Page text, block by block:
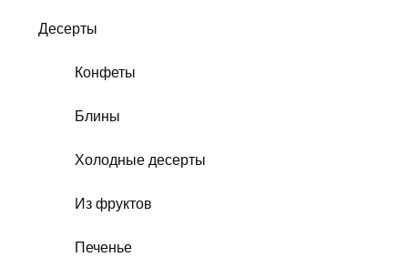
Десерты
Конфеты
Блины
Холодные десерты
Из фруктов
Печенье